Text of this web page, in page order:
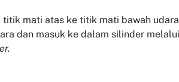
titik mati atas ke titik mati bawah
dan masuk ke dalam silinder